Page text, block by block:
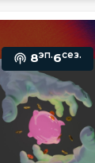
8эп.6сез.